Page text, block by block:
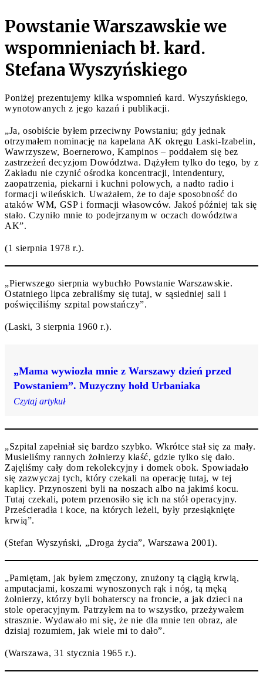
Powstanie Warszawskie we
wspomnieniach bł. kard.
Stefana Wyszyńskiego
Poniżej prezentujemy kilka wspomnień kard. Wyszyńskiego,
wynotowanych z jego kazań i publikacji.
„Ja, osobiście byłem przeciwny Powstaniu; gdy jednak
otrzymałem nominację na kapelana AK okręgu Laski-Izabelin,
Wawrzyszew, Boernerowo, Kampinos – poddałem się bez
zastrzeżeń decyzjom Dowództwa. Dążyłem tylko do tego, by z
Zakładu nie czynić ośrodka koncentracji, intendentury,
zaopatrzenia, piekarni i kuchni polowych, a nadto radio i
formacji wileńskich. Uważałem, że to daje sposobność do
ataków WM, GSP i formacji własowców. Jakoś później tak się
stało. Czyniło mnie to podejrzanym w oczach dowództwa
AK”.
(1 sierpnia 1978 r.).
„Pierwszego sierpnia wybuchło Powstanie Warszawskie.
Ostatniego lipca zebraliśmy się tutaj, w sąsiedniej sali i
poświęciliśmy szpital powstańczy”.
(Laski, 3 sierpnia 1960 r.).
„Mama wywiozła mnie z Warszawy dzień przed
Powstaniem”. Muzyczny hołd Urbaniaka
Czytaj artykuł
„Szpital zapełniał się bardzo szybko. Wkrótce stał się za mały.
Musieliśmy rannych żołnierzy kłaść, gdzie tylko się dało.
Zajęliśmy cały dom rekolekcyjny i domek obok. Spowiadało
się zazwyczaj tych, który czekali na operację tutaj, w tej
kaplicy. Przynoszeni byli na noszach albo na jakimś kocu.
Tutaj czekali, potem przenosiło się ich na stół operacyjny.
Prześcieradła i koce, na których leżeli, były przesiąknięte
krwią”.
(Stefan Wyszyński, „Droga życia”, Warszawa 2001).
„Pamiętam, jak byłem zmęczony, znużony tą ciągłą krwią,
amputacjami, koszami wynoszonych rąk i nóg, tą męką
żołnierzy, którzy byli bohaterscy na froncie, a jak dzieci na
stole operacyjnym. Patrzyłem na to wszystko, przeżywałem
strasznie. Wydawało mi się, że nie dla mnie ten obraz, ale
dzisiaj rozumiem, jak wiele mi to dało”.
(Warszawa, 31 stycznia 1965 r.).